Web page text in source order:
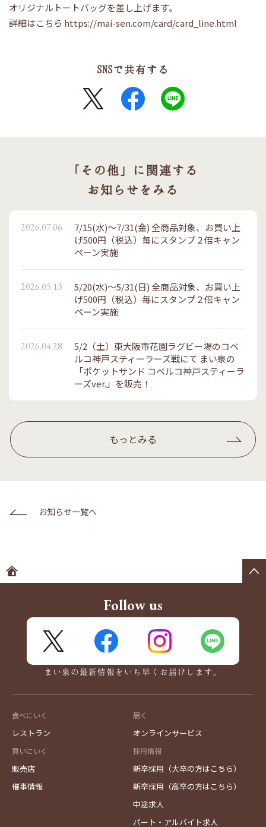
オリジナルトートバッグを差し上げます。
詳細はこちら https://mai-sen.com/card/card_line.html
SNSで共有する
FaceBook
「その他」に関連する
お知らせをみる
2026.07.06
7/15(水)～7/31(金) 全商品対象、お買い上
げ500円（税込）毎にスタンプ２倍キャン
ペーン実施
2026.05.13
5/20(水)～5/31(日) 全商品対象、お買い上
げ500円（税込）毎にスタンプ２倍キャン
ペーン実施
2026.04.28
5/2（土）東大阪市花園ラグビー場のコベ
ルコ神戸スティーラーズ戦にて まい泉の
「ポケットサンド コベルコ神戸スティーラ
ーズver.」を販売！
もっとみる
お知らせ一覧へ
Follow us
FaceBook Instagram
まい泉の最新情報をいち早くお届けします。
食べにいく
レストラン
買いにいく
販売店
催事情報
届く
オンラインサービス
採用情報
新卒採用（大卒の方はこちら）
新卒採用（高卒の方はこちら）
中途求人
パート・アルバイト求人